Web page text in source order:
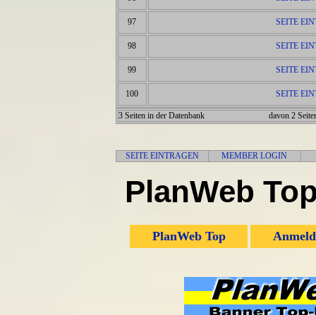
97 SEITE
98 SEITE
99 SEITE
100 SEITE
3 Seiten in der Datenbank davon 2
SEITE EINTRAGEN MEMBER LOGIN
PlanWeb
PlanWeb Top